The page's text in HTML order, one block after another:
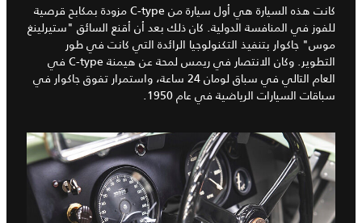
كانت هذه السيارة هي أول سيارة من C-type مزودة بمكابح قرصية
للفوز في المنافسة الدولية. كان ذلك بعد أن أقنع السائق "ستيرلينغ
موس" جاكوار بتنفيذ التكنولوجيا الرائدة التي كانت في طور
التطوير. وكان الانتصار في ريمس لمحة عن هيمنة C-type في
العام التالي في سباق لومان 24 ساعة، واستمرار تفوق جاكوار في
سباقات السيارات الرياضية في عام 1950.